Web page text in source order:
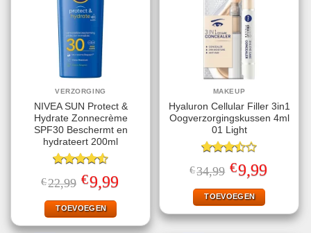
VERZORGING
NIVEA SUN Protect &
Hydrate Zonnecrème
SPF30 Beschermt en
hydrateert 200ml
Gewaardeerd
4.56uit 5
€22,99 Oorspronkelijke
prijs
was:
€22,99.
€9,99Huidige
prijs
TOEVOEGEN
MAKEUP
Hyaluron Cellular Filler 3in1
Oogverzorgingskussen 4ml
01 Light
Gewaardeerd
3.50uit
€34,99 Oorspronkelijke
prijs
was:
€34,99.
€9,99Huidige
prijs
TOEVOEGEN